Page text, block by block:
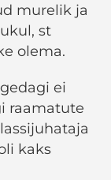
murelik ja
st
olema.
ei
raamatute
kaks